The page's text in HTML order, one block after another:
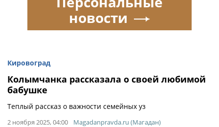
Кировоград
Колымчанка рассказала о своей любимой
бабушке
Теплый рассказ о важности семейных уз
2 ноября 2025, 04:00 Magadanpravda.ru (Магадан)
новости